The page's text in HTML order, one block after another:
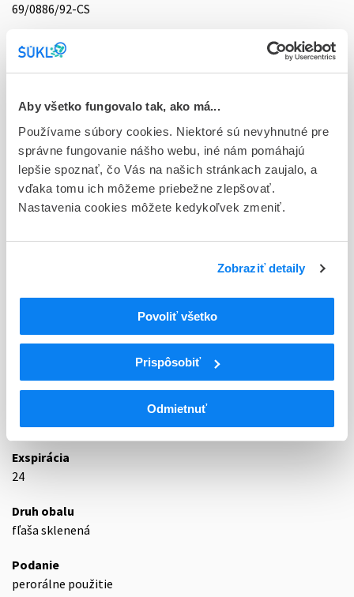
Aby všetko fungovalo tak, ako má...
Používame súbory cookies. Niektoré sú nevyhnutné pre
správne fungovanie nášho webu, iné nám pomáhajú
lepšie spoznať, čo Vás na našich stránkach zaujalo, a
vďaka tomu ich môžeme priebežne zlepšovať.
Nastavenia cookies môžete kedykoľvek zmeniť.
Zobraziť detaily
Povoliť všetko
Prispôsobiť
Odmietnuť
69/0886/92-CS
Doplnok
con gar 1x100 ml (fľ.skl.)
D - Registrácia bez obmedzenia platnosti
Typ registračnej procedúry
Národná
Držiteľ, krajina
R02
Laryngologiká
Laryngologiká
R02AA
Antiseptiká
Podrobnosti o lieku
Exspirácia
24
Druh obalu
fľaša sklenená
Podanie
perorálne použitie